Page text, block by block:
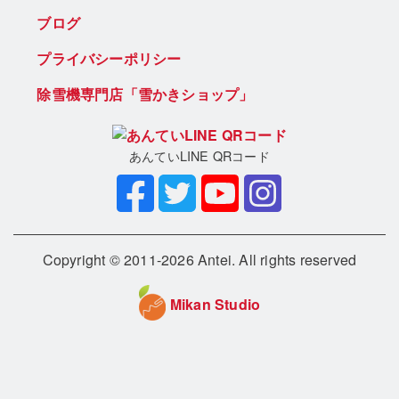
ブログ
プライバシーポリシー
除雪機専門店「雪かきショップ」
あんていLINE QRコード
Copyright © 2011-2026 Antei. All rights reserved
Mikan Studio